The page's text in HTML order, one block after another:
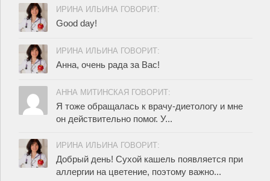
ИРИНА ИЛЬИНА ГОВОРИТ:
Good day!
ИРИНА ИЛЬИНА ГОВОРИТ:
Анна, очень рада за Вас!
АННА МИТИНСКАЯ ГОВОРИТ:
Я тоже обращалась к врачу-диетологу и мне
он действительно помог. У...
ИРИНА ИЛЬИНА ГОВОРИТ:
Добрый день! Сухой кашель появляется при
аллергии на цветение, поэтому важно...